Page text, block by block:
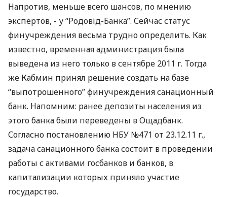
Напротив, меньше всего шансов, по мнению
экспертов, - у “Родовід-Банка”. Сейчас статус
финучреждения весьма трудно определить. Как
известно, временная администрация была
выведена из него только в сентябре 2011 г. Тогда
же Кабмин принял решение создать на базе
“выпотрошенного” финучреждения санационный
банк. Напомним: ранее депозиты населения из
этого банка были переведены в Ощадбанк.
Согласно постановлению НБУ №471 от 23.12.11 г.,
задача санационного банка состоит в проведении
работы с активами госбанков и банков, в
капитализации которых приняло участие
государство.